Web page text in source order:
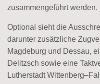
zusammengeführt werden.
Optional sieht die
darunter zusätzliche
Magdeburg und Dessau,
Delitzsch sowie eine
Lutherstadt